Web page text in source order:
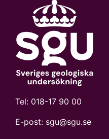
Tel: 018-17 90 00
E-post: sgu@sgu.se